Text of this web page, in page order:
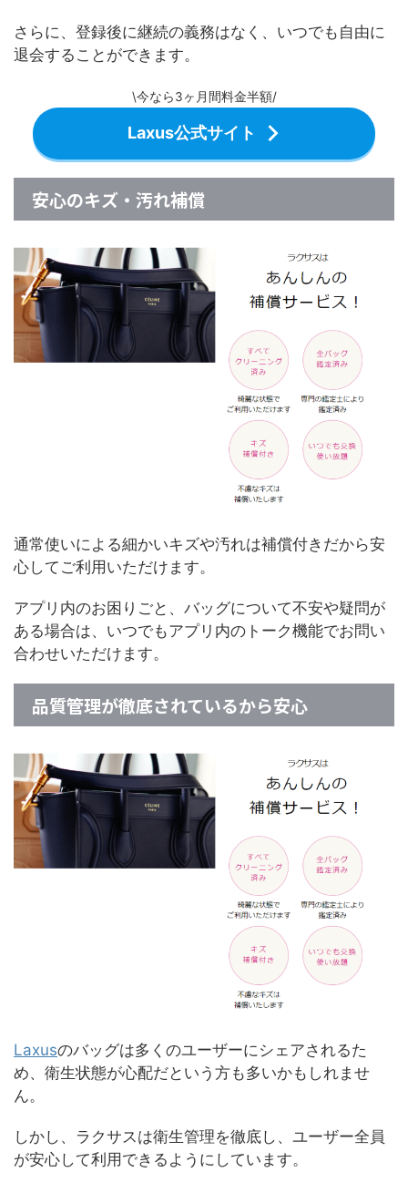
さらに、登録後に継続の義務はなく、いつでも自由に
退会することができます。
\今なら3ヶ月間料金半額/
Laxus公式サイト
安心のキズ・汚れ補償
通常使いによる細かいキズや汚れは補償付きだから安
心してご利用いただけます。
アプリ内のお困りごと、バッグについて不安や疑問が
ある場合は、いつでもアプリ内のトーク機能でお問い
合わせいただけます。
品質管理が徹底されているから安心
Laxusのバッグは多くのユーザーにシェアされるた
め、衛生状態が心配だという方も多いかもしれませ
ん。
しかし、ラクサスは衛生管理を徹底し、ユーザー全員
が安心して利用できるようにしています。